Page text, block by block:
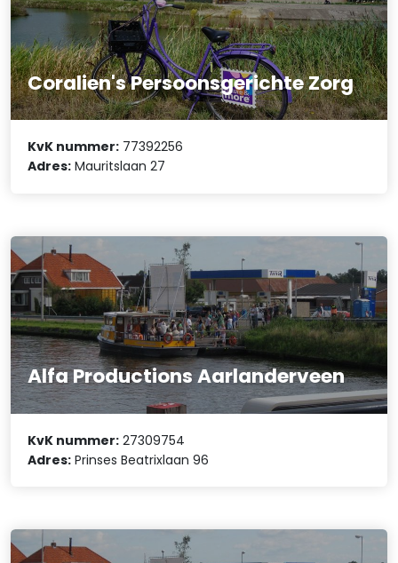
Coralien's Persoonsgerichte Zorg
KvK nummer: 77392256
Adres: Mauritslaan 27
Alfa Productions Aarlanderveen
KvK nummer: 27309754
Adres: Prinses Beatrixlaan 96